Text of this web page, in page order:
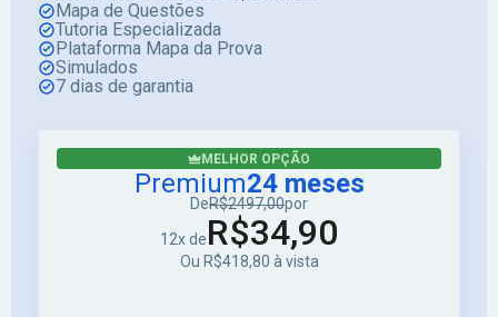
Mapa de Questões
Tutoria Especializada
Plataforma Mapa da Prova
Simulados
7 dias de garantia
MELHOR OPÇÃO
Premium24 meses
DeR$2497,00por
12x deR$34,90
Ou R$418,80 à vista